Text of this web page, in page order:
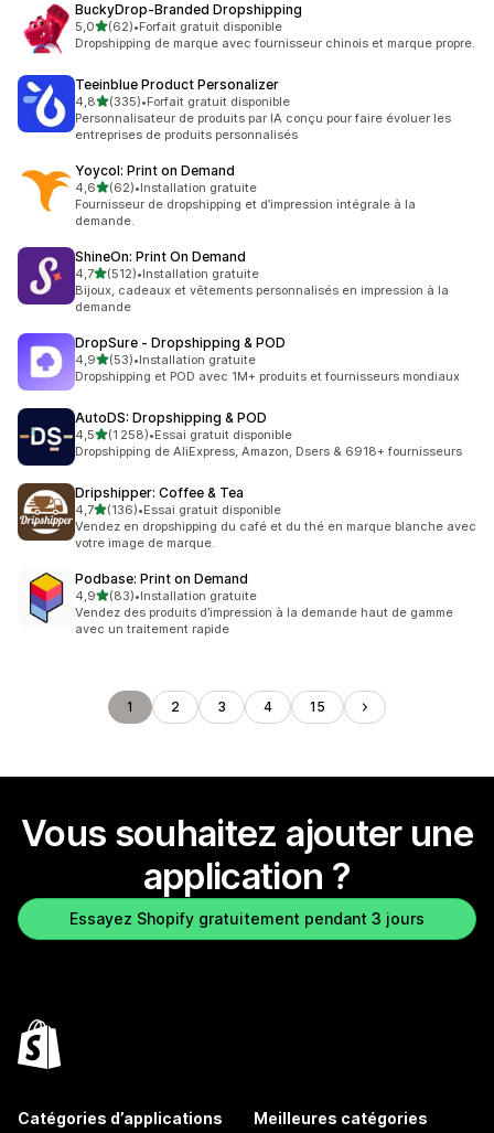
BuckyDrop‑Branded Dropshipping
5,0étoile(s) sur 5
(62)
62 avis au total
•Forfait gratuit disponible
Dropshipping de marque avec fournisseur chinois et marque propre.
Teeinblue Product Personalizer
4,8étoile(s) sur 5
(335)
335 avis au total
•Forfait gratuit disponible
Personnalisateur de produits par IA conçu pour faire évoluer les
entreprises de produits personnalisés
Yoycol: Print on Demand
4,6étoile(s) sur 5
(62)
62 avis au total
•Installation gratuite
Fournisseur de dropshipping et d’impression intégrale à la
demande.
ShineOn: Print On Demand
4,7étoile(s) sur 5
(512)
512 avis au total
•Installation gratuite
Bijoux, cadeaux et vêtements personnalisés en impression à la
demande
DropSure ‑ Dropshipping & POD
4,9étoile(s) sur 5
(53)
53 avis au total
•Installation gratuite
Dropshipping et POD avec 1M+ produits et fournisseurs mondiaux
AutoDS: Dropshipping & POD
4,5étoile(s) sur 5
(1 258)
1258 avis au total
•Essai gratuit disponible
Dropshipping de AliExpress, Amazon, Dsers & 6918+ fournisseurs
Dripshipper: Coffee & Tea
4,7étoile(s) sur 5
(136)
136 avis au total
•Essai gratuit disponible
Vendez en dropshipping du café et du thé en marque blanche avec
votre image de marque.
Podbase: Print on Demand
4,9étoile(s) sur 5
(83)
83 avis au total
•Installation gratuite
Vendez des produits d’impression à la demande haut de gamme
avec un traitement rapide
1 2 3 4 15
Vous souhaitez ajouter une
application ?
Essayez Shopify gratuitement pendant 3 jours
Catégories d’applications Meilleures catégories